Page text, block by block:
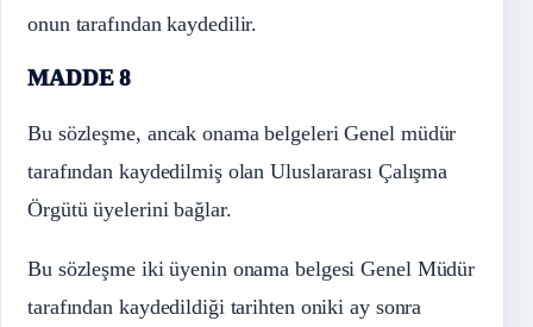
onun tarafından kaydedilir.
MADDE 8
Bu sözleşme, ancak onama belgeleri Genel müdür
tarafından kaydedilmiş olan Uluslararası Çalışma
Örgütü üyelerini bağlar.
Bu sözleşme iki üyenin onama belgesi Genel Müdür
tarafından kaydedildiği tarihten oniki ay sonra